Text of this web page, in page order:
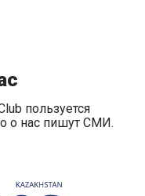
пользуется
о нас пишут СМИ.